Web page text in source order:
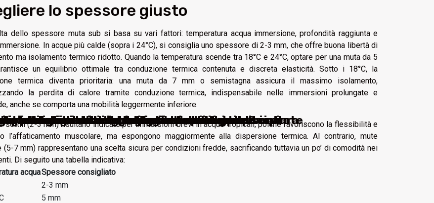
lo spessore giusto
dello spessore muta sub si basa su vari fattori: temperatura acqua immersione, profondità raggiunta e
In acque più calde (sopra i 24°C), si consiglia uno spessore di 2-3 mm, che offre buona libertà di
ma isolamento termico ridotto. Quando la temperatura scende tra 18°C e 24°C, optare per una muta da 5
un equilibrio ottimale tra conduzione termica contenuta e discreta elasticità. Sotto i 18°C, la
termica diventa prioritaria: una muta da 7 mm o semistagna assicura il massimo isolamento,
la perdita di calore tramite conduzione termica, indispensabile nelle immersioni prolungate e
anche se comporta una mobilità leggermente inferiore.
sottili (2-3 mm) risultano indicate per immersioni brevi in acque tropicali, poiché favoriscono la flessibilità e
l’affaticamento muscolare, ma espongono maggiormente alla dispersione termica. Al contrario, mute
(5-7 mm) rappresentano una scelta sicura per condizioni fredde, sacrificando tuttavia un po’ di comodità nei
Di seguito una tabella indicativa:
acquaSpessore consigliato
2-3 mm
5 mm
lo zaino da viaggio perfetto per ogni avventura
alla scelta del tuo grillz dentale ideale
scegliere le scarpe eleganti con rialzo discreto
agli stivali western in pelle vegana
gli occhiali da lettura adatti alla presbiopia
utilizzati nella fabbricazione delle scarpe rialzate
sostenibile: trend del futuro o solo moda?
nascosta dietro agli accessori in pelle